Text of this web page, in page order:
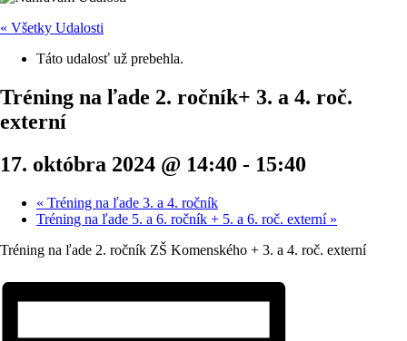
« Všetky Udalosti
Táto udalosť už prebehla.
Tréning na ľade 2. ročník+ 3. a 4. roč.
externí
17. októbra 2024 @ 14:40 - 15:40
« Tréning na ľade 3. a 4. ročník
Tréning na ľade 5. a 6. ročník + 5. a 6. roč. externí »
Tréning na ľade 2. ročník ZŠ Komenského + 3. a 4. roč. externí